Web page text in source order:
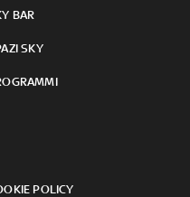
BAR
SKY
POLICY